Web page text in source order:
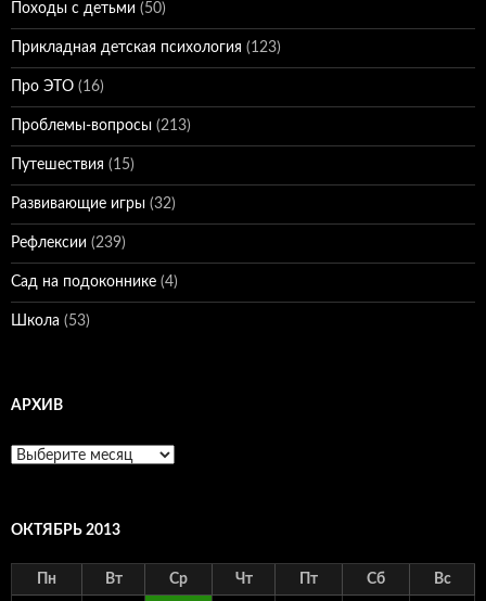
Походы с детьми (50)
Прикладная детская психология (123)
Про ЭТО (16)
Проблемы-вопросы (213)
Путешествия (15)
Развивающие игры (32)
Рефлексии (239)
Сад на подоконнике (4)
Школа (53)
АРХИВ
Архив
ОКТЯБРЬ 2013
Пн Вт Ср Чт Пт Сб Вс